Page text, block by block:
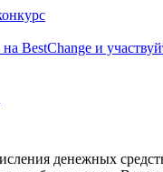
на BestChange и
денежных